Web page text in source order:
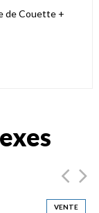
de Couette +
VENTE